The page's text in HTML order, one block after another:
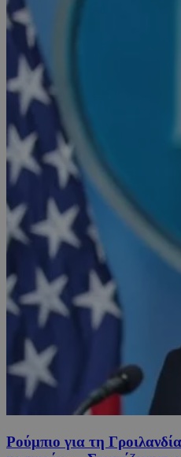
Ρούμπιο για τη